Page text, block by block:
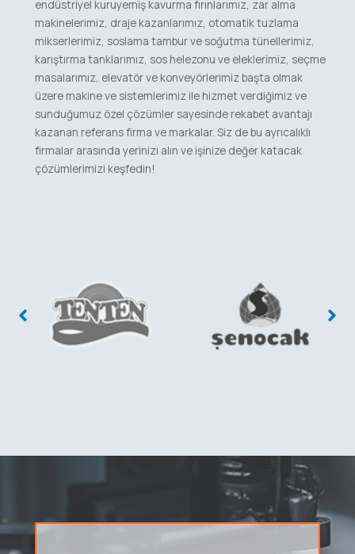
endüstriyel kuruyemiş kavurma fırınlarımız, zar alma
makinelerimiz, draje kazanlarımız, otomatik tuzlama
mikserlerimiz, soslama tambur ve soğutma tünellerimiz,
karıştırma tanklarımız, sos helezonu ve eleklerimiz, seçme
masalarımız, elevatör ve konveyörlerimiz başta olmak
üzere makine ve sistemlerimiz ile hizmet verdiğimiz ve
sunduğumuz özel çözümler sayesinde rekabet avantajı
kazanan referans firma ve markalar. Siz de bu ayrıcalıklı
firmalar arasında yerinizi alın ve işinize değer katacak
çözümlerimizi keşfedin!